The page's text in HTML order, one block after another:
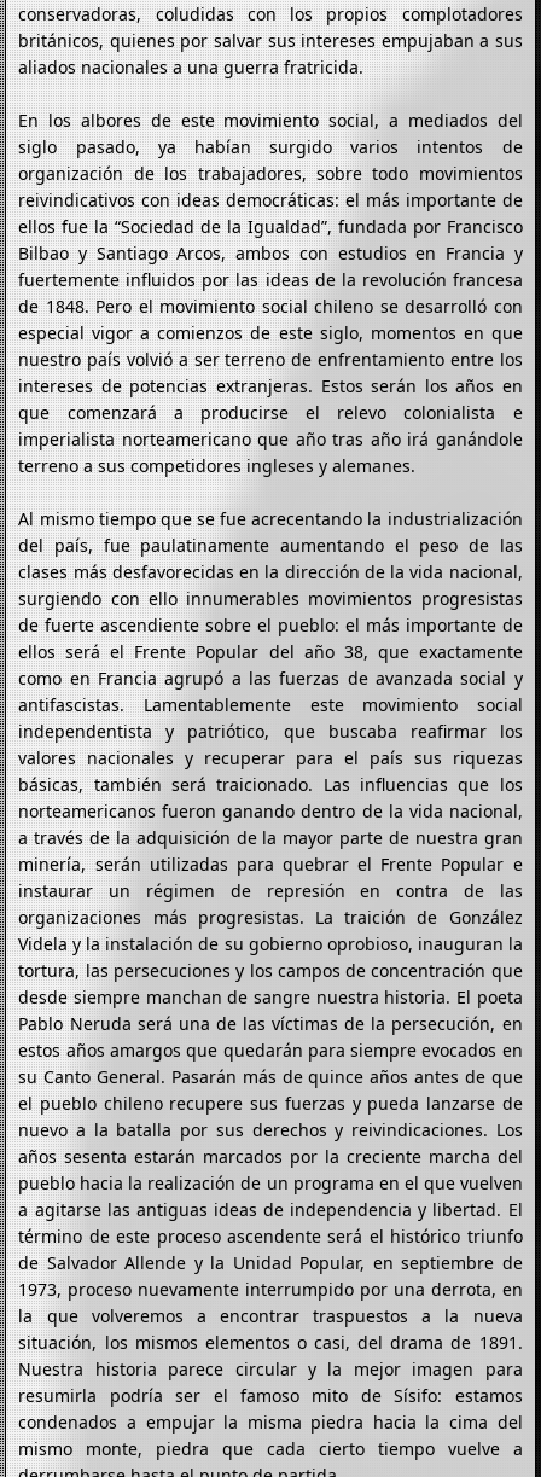
conservadoras, coludidas con los propios complotadores
británicos, quienes por salvar sus intereses empujaban a sus
aliados nacionales a una guerra fratricida.
En los albores de este movimiento social, a mediados del
siglo pasado, ya habían surgido varios intentos de
organización de los trabajadores, sobre todo movimientos
reivindicativos con ideas democráticas: el más importante de
ellos fue la “Sociedad de la Igualdad”, fundada por Francisco
Bilbao y Santiago Arcos, ambos con estudios en Francia y
fuertemente influidos por las ideas de la revolución francesa
de 1848. Pero el movimiento social chileno se desarrolló con
especial vigor a comienzos de este siglo, momentos en que
nuestro país volvió a ser terreno de enfrentamiento entre los
intereses de potencias extranjeras. Estos serán los años en
que comenzará a producirse el relevo colonialista e
imperialista norteamericano que año tras año irá ganándole
terreno a sus competidores ingleses y alemanes.
Al mismo tiempo que se fue acrecentando la industrialización
del país, fue paulatinamente aumentando el peso de las
clases más desfavorecidas en la dirección de la vida nacional,
surgiendo con ello innumerables movimientos progresistas
de fuerte ascendiente sobre el pueblo: el más importante de
ellos será el Frente Popular del año 38, que exactamente
como en Francia agrupó a las fuerzas de avanzada social y
antifascistas. Lamentablemente este movimiento social
independentista y patriótico, que buscaba reafirmar los
valores nacionales y recuperar para el país sus riquezas
básicas, también será traicionado. Las influencias que los
norteamericanos fueron ganando dentro de la vida nacional,
a través de la adquisición de la mayor parte de nuestra gran
minería, serán utilizadas para quebrar el Frente Popular e
instaurar un régimen de represión en contra de las
organizaciones más progresistas. La traición de González
Videla y la instalación de su gobierno oprobioso, inauguran la
tortura, las persecuciones y los campos de concentración que
desde siempre manchan de sangre nuestra historia. El poeta
Pablo Neruda será una de las víctimas de la persecución, en
estos años amargos que quedarán para siempre evocados en
su Canto General. Pasarán más de quince años antes de que
el pueblo chileno recupere sus fuerzas y pueda lanzarse de
nuevo a la batalla por sus derechos y reivindicaciones. Los
años sesenta estarán marcados por la creciente marcha del
pueblo hacia la realización de un programa en el que vuelven
a agitarse las antiguas ideas de independencia y libertad. El
término de este proceso ascendente será el histórico triunfo
de Salvador Allende y la Unidad Popular, en septiembre de
1973, proceso nuevamente interrumpido por una derrota, en
la que volveremos a encontrar traspuestos a la nueva
situación, los mismos elementos o casi, del drama de 1891.
Nuestra historia parece circular y la mejor imagen para
resumirla podría ser el famoso mito de Sísifo: estamos
condenados a empujar la misma piedra hacia la cima del
mismo monte, piedra que cada cierto tiempo vuelve a